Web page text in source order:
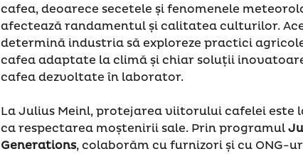
cafea, deoarece secetele și fenomenele
afectează randamentul și calitatea culturilor.
determină industria să exploreze practici
cafea adaptate la climă și chiar soluții
cafea dezvoltate în laborator.
La Julius Meinl, protejarea viitorului cafelei este
ca respectarea moștenirii sale. Prin programul
Generations, colaborăm cu furnizori și cu ONG-